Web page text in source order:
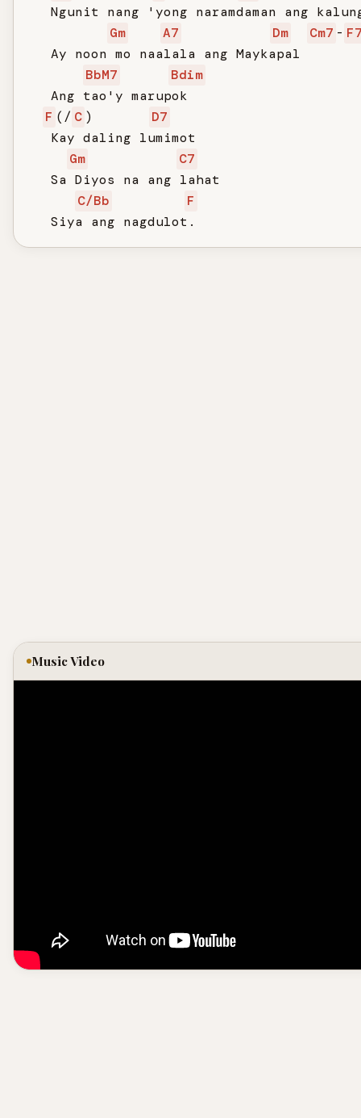
Ngunit nang 'yong naramdaman ang
Gm
A7 Dm Cm7 -
   Ay noon mo naalala ang Maykapal
BbM7
Bdim
   Ang tao'y marupok
F (/ C )
D7
   Kay daling lumimot
Gm
C7
   Sa Diyos na ang lahat
C/Bb
F
   Siya ang nagdulot.
Music Video